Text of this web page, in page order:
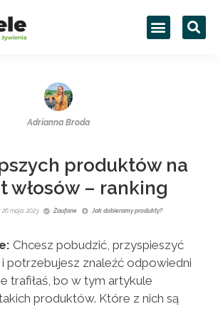
Adrianna Broda
produktów na
włosów – ranking
maja, 2023 Zaufane Jak dobieramy produkty?
Chcesz pobudzić, przyspieszyć
potrzebujesz znaleźć odpowiedni
trafiłaś, bo w tym artykule
produktów. Które z nich są